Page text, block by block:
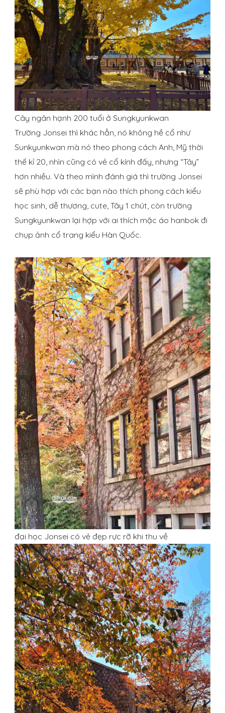
Cây ngân hạnh 200 tuổi ở Sungkyunkwan
Trường Jonsei thì khác hẳn, nó không hề cổ như
Sunkyunkwan mà nó theo phong cách Anh, Mỹ thời
thế kỉ 20, nhìn cũng có vẻ cổ kính đấy, nhưng “Tây”
hơn nhiều. Và theo mình đánh giá thì trường Jonsei
sẽ phù hợp với các bạn nào thích phong cách kiểu
học sinh, dễ thương, cute, Tây 1 chút, còn trường
Sungkyunkwan lại hợp với ai thích mặc áo hanbok đi
chụp ảnh cổ trang kiểu Hàn Quốc.
đại học Jonsei có vẻ đẹp rực rỡ khi thu về